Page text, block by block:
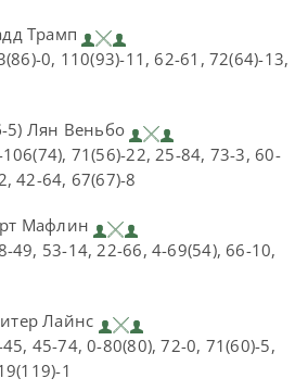
Трамп
0, 110(93)-11, 62-61, 72(64)-13,
-5) Лян Веньбо
71(56)-22, 25-84, 73-3, 60-
42-64, 67(67)-8
Мафлин
49, 53-14, 22-66, 4-69(54), 66-10,
Лайнс
45-74, 0-80(80), 72-0, 71(60)-5,
1